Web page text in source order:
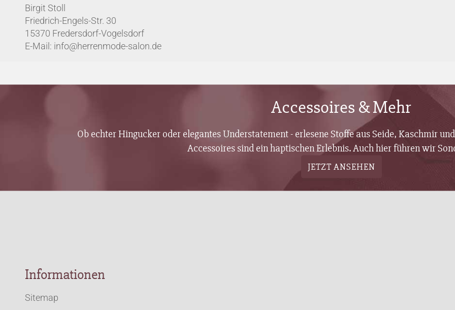
Birgit Stoll
Friedrich-Engels-Str. 30
15370 Fredersdorf-Vogelsdorf
E-Mail: info@herrenmode-salon.de
Accessoires & Mehr
Ob echter Hingucker oder elegantes Understatement - erlesene Stoffe aus Seide, Kaschmir
Accessoires sind ein haptischen Erlebnis. Auch hier führen wir
JETZT ANSEHEN
Informationen
Sitemap